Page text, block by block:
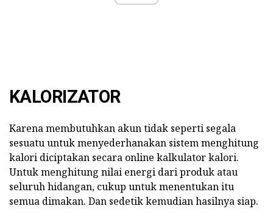
KALORIZATOR
Karena membutuhkan akun tidak seperti segala
sesuatu untuk menyederhanakan sistem menghitung
kalori diciptakan secara online kalkulator kalori.
Untuk menghitung nilai energi dari produk atau
seluruh hidangan, cukup untuk menentukan itu
semua dimakan. Dan sedetik kemudian hasilnya siap.